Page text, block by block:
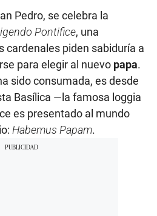
Pedro, se celebra la
Pontifice, una
cardenales piden sabiduría a
para elegir al nuevo papa.
sido consumada, es desde
Basílica —la famosa loggia
es presentado al mundo
Habemus Papam.